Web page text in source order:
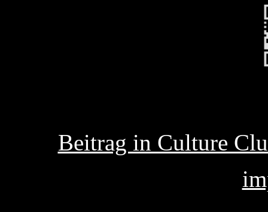
Beitrag in Culture